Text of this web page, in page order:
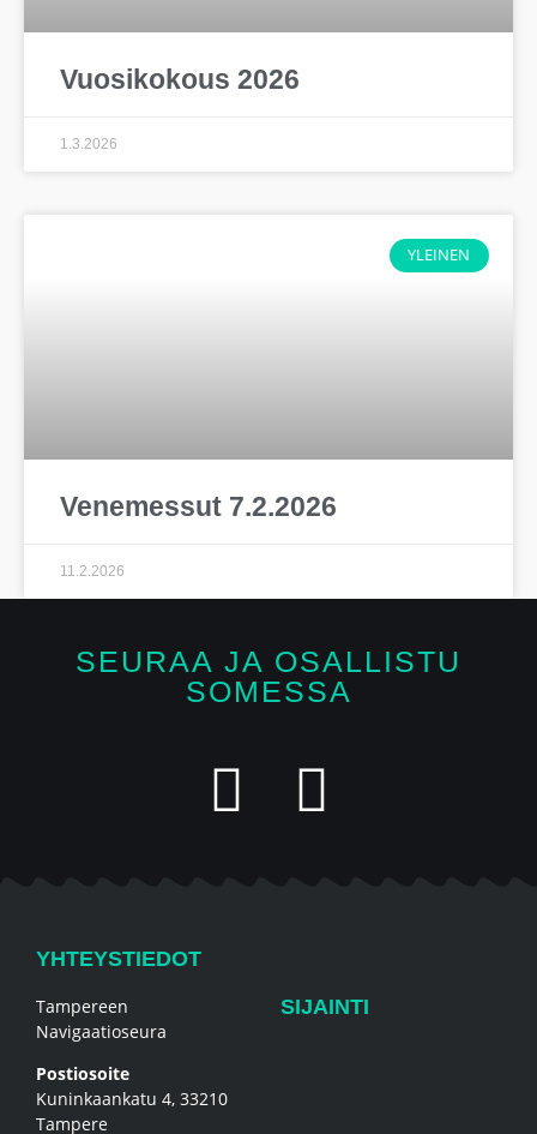
Vuosikokous 2026
1.3.2026
YLEINEN
Venemessut 7.2.2026
11.2.2026
SEURAA JA OSALLISTU
SOMESSA
YHTEYSTIEDOT
Tampereen
Navigaatioseura
Postiosoite
Kuninkaankatu 4, 33210
Tampere
SIJAINTI